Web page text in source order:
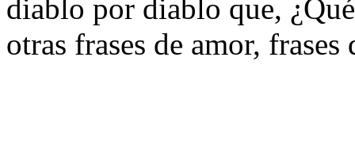
diablo por diablo que,
otras frases de amor,